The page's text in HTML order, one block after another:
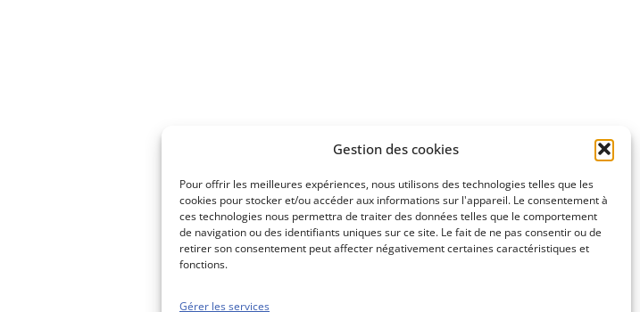
Gestion des cookies
Pour offrir les meilleures expériences, nous utilisons des technologies telles que les
cookies pour stocker et/ou accéder aux informations sur l'appareil. Le consentement à
ces technologies nous permettra de traiter des données telles que le comportement
de navigation ou des identifiants uniques sur ce site. Le fait de ne pas consentir ou de
retirer son consentement peut affecter négativement certaines caractéristiques et
fonctions.
Gérer les services